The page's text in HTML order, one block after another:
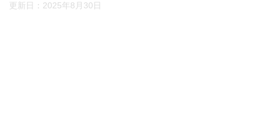
更新日： 2025年8月30日